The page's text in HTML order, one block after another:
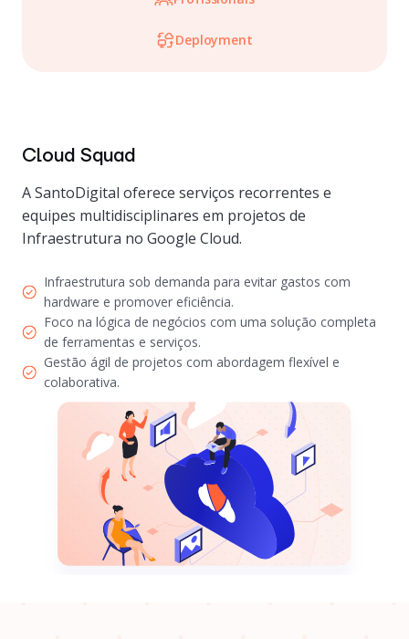
Deployment
Cloud Squad
A SantoDigital oferece serviços recorrentes e
equipes multidisciplinares em projetos de
Infraestrutura no Google Cloud.
Infraestrutura sob demanda para evitar gastos com
hardware e promover eficiência.
Foco na lógica de negócios com uma solução completa
de ferramentas e serviços.
Gestão ágil de projetos com abordagem flexível e
colaborativa.